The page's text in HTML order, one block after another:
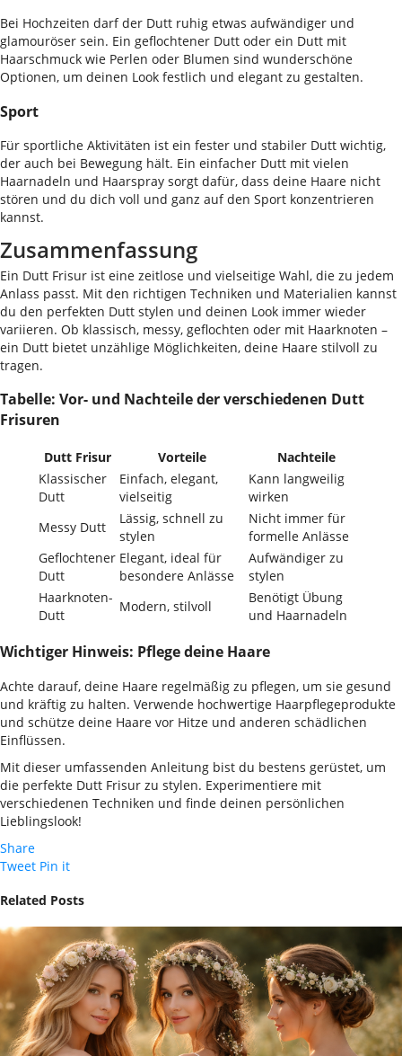
Bei Hochzeiten darf der Dutt ruhig etwas aufwändiger und
glamouröser sein. Ein geflochtener Dutt oder ein Dutt mit
Haarschmuck wie Perlen oder Blumen sind wunderschöne
Optionen, um deinen Look festlich und elegant zu gestalten.
Sport
Für sportliche Aktivitäten ist ein fester und stabiler Dutt wichtig,
der auch bei Bewegung hält. Ein einfacher Dutt mit vielen
Haarnadeln und Haarspray sorgt dafür, dass deine Haare nicht
stören und du dich voll und ganz auf den Sport konzentrieren
kannst.
Zusammenfassung
Ein Dutt Frisur ist eine zeitlose und vielseitige Wahl, die zu jedem
Anlass passt. Mit den richtigen Techniken und Materialien kannst
du den perfekten Dutt stylen und deinen Look immer wieder
variieren. Ob klassisch, messy, geflochten oder mit Haarknoten –
ein Dutt bietet unzählige Möglichkeiten, deine Haare stilvoll zu
tragen.
Tabelle: Vor- und Nachteile der verschiedenen Dutt
Frisuren
Dutt Frisur Vorteile
Nachteile
Klassischer
Dutt
Einfach, elegant,
vielseitig
Kann langweilig
wirken
Messy Dutt
Lässig, schnell zu
stylen
Nicht immer für
formelle Anlässe
Geflochtener
Dutt
Elegant, ideal für
besondere Anlässe
Aufwändiger zu
stylen
Haarknoten-
Dutt
Modern, stilvoll
Benötigt Übung
und Haarnadeln
Wichtiger Hinweis: Pflege deine Haare
Achte darauf, deine Haare regelmäßig zu pflegen, um sie gesund
und kräftig zu halten. Verwende hochwertige Haarpflegeprodukte
und schütze deine Haare vor Hitze und anderen schädlichen
Einflüssen.
Mit dieser umfassenden Anleitung bist du bestens gerüstet, um
die perfekte Dutt Frisur zu stylen. Experimentiere mit
verschiedenen Techniken und finde deinen persönlichen
Lieblingslook!
Share
Tweet Pin it
Related Posts